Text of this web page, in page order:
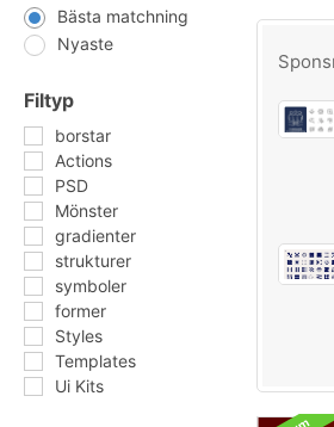
Bästa matchning
Nyaste
Filtyp
borstar
Actions
PSD
Mönster
gradienter
strukturer
symboler
former
Styles
Templates
Ui Kits